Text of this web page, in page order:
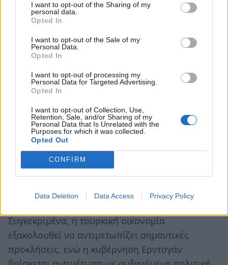
I want to opt-out of the Sharing of my
personal data.
Opted In
I want to opt-out of the Sale of my
Personal Data.
Opted In
I want to opt-out of processing my
Personal Data for Targeted Advertising.
Opted In
I want to opt-out of Collection, Use,
Retention, Sale, and/or Sharing of my
Personal Data that Is Unrelated with the
Purposes for which it was collected.
Opted Out
CONFIRM
Data Deletion Data Access Privacy Policy
Συγκεκριμένα, σε μια περίοδο κατά την οποία η
Άγκυρα εμφανίζεται ως ειρηνοποιός δύναμη
περιφερειακός διαμεσολαβητής για την
αποκατάσταση της ειρήνης και σταθερότητας
στην ευρύτερη περιοχή, η δημιουργία ενός
ακόμη μετώπου έντασης στην Ανατολική
άμεσους στρατηγικούς της σχεδιασμούς.
Τέλος, δεν πρέπει να παραβλεφθεί το γεγονός,
ότι οι εξελίξεις στο εσωτερικό της Τουρκίας
εξακολουθούν να αποτελούν σημαντικό
πολιτικής της Άγκυρας.
Συγκεκριμένα, η τουρκική οικονομία
εξακολουθεί να αντιμετωπίζει σημαντικές
προκλήσεις, ενώ η κυβέρνηση Ερντογάν